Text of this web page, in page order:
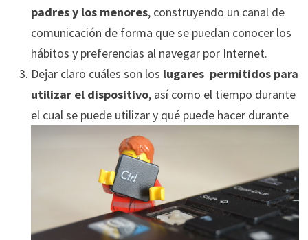
padres y los menores, construyendo un canal de
comunicación de forma que se puedan conocer los
hábitos y preferencias al navegar por Internet.
Dejar claro cuáles son los lugares permitidos para
utilizar el dispositivo, así como el tiempo durante
el cual se puede utilizar y qué puede hacer durante